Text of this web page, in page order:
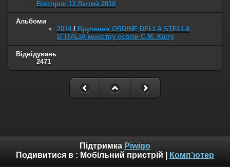
Вівторок 13 Лютий 2018
Альбоми
2014/ Вручення ORDINE DELLA STELLA
D"ITALIA міністру освіти С.М. Квіту
Відвідувань
2471
Підтримка Piwigo
Подивитися в : Мобільний пристрій Комп’ютер